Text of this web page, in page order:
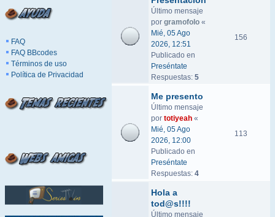
FAQ
FAQ BBcodes
Términos de uso
Política de Privacidad
Último mensaje
por gramofolo «
Mié, 05 Ago
2026, 12:51
Publicado en
Preséntate
Respuestas: 5
156
Me presento
Último mensaje
por totiyeah «
Mié, 05 Ago
2026, 12:00
Publicado en
Preséntate
Respuestas: 4
113
Hola a
tod@s!!!!
Último mensaje